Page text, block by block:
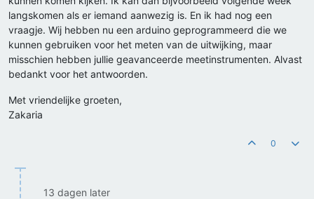
langskomen als er iemand aanwezig is. En ik had nog een
vraagje. Wij hebben nu een arduino geprogrammeerd die we
kunnen gebruiken voor het meten van de uitwijking, maar
misschien hebben jullie geavanceerde meetinstrumenten. Alvast
bedankt voor het antwoorden.
Met vriendelijke groeten,
Zakaria
0
13 dagen later